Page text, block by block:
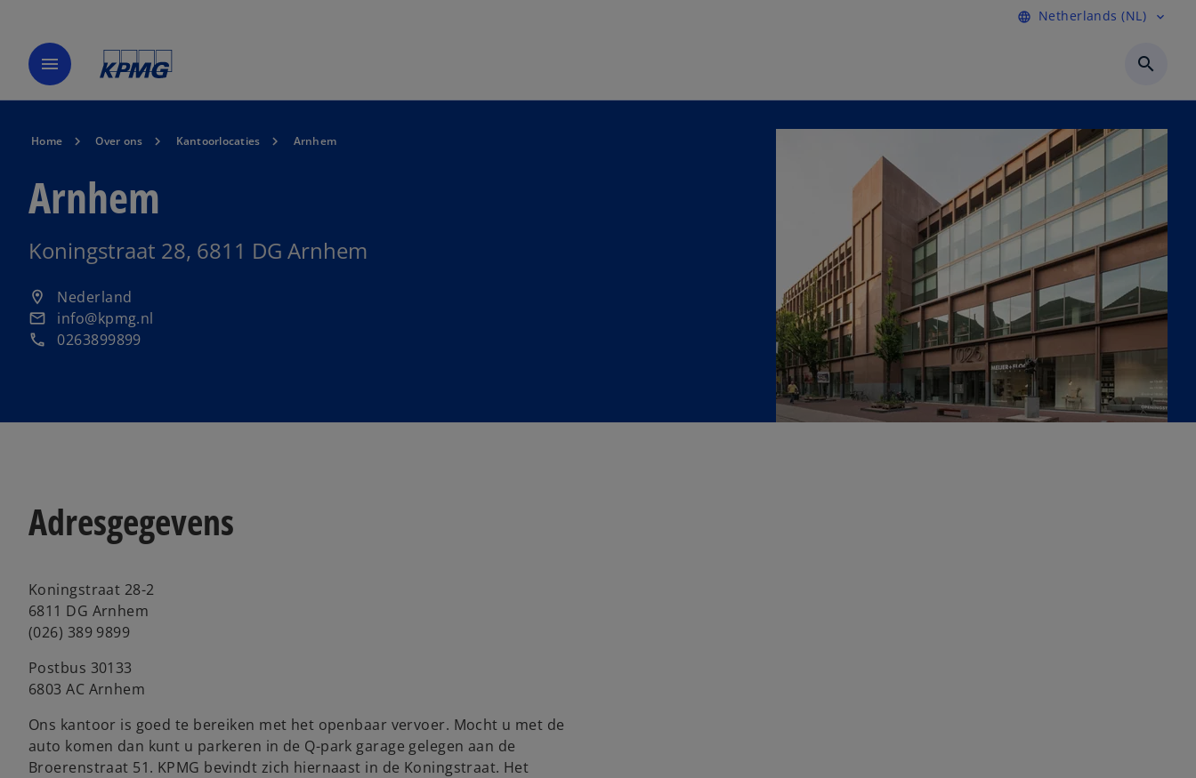
language Netherlands (NL) expand_more
menu search
Home Over ons Kantoorlocaties Arnhem
Arnhem
Koningstraat 28, 6811 DG Arnhem
location_on Nederland
o
p
e
n
w
t
email info@kpmg.nl
phone 0263899899
Adresgegevens
Koningstraat 28-2
6811 DG Arnhem
(026) 389 9899
Postbus 30133
6803 AC Arnhem
Ons kantoor is goed te bereiken met het openbaar vervoer. Mocht u met de
auto komen dan kunt u parkeren in de Q-park garage gelegen aan de
Broerenstraat 51. KPMG bevindt zich hiernaast in de Koningstraat. Het